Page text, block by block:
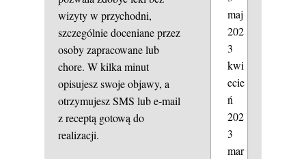
wizyty w przychodni,
szczególnie doceniane przez
osoby zapracowane lub
chore. W kilka minut
opisujesz swoje objawy, a
otrzymujesz SMS lub e-mail
z receptą gotową do
realizacji.
maj
202
3
kwi
ecie
ń
202
3
mar